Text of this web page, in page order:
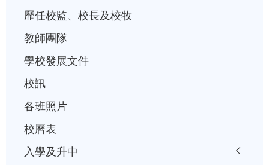
歷任校監、校長及校牧
教師團隊
學校發展文件
校訊
各班照片
校曆表
入學及升中